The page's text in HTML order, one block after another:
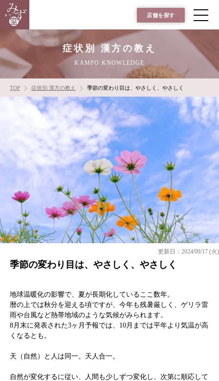
店舗を探す
症状別 漢方の教え
KAMPO KNOWLEDGE
TOP 症状別 漢方の教え 季節の変わり目は、やさしく、やさしく
更新日：2024/09/17 (火)
季節の変わり目は、やさしく、やさしく
地球温暖化の影響で、夏が長期化しているここ数年。
暦の上では秋分を迎える頃ですが、今年も残暑厳しく、ゲリラ雷
雨や台風など熱帯地域のような気候がみられます。
8月末に発表された3ヶ月予報では、10月までは平年より気温が高
くなるとも。
天（自然）と人は同一。天人合一。
自然が変化するに従い、人間も少しずつ変化し、次第に順応して